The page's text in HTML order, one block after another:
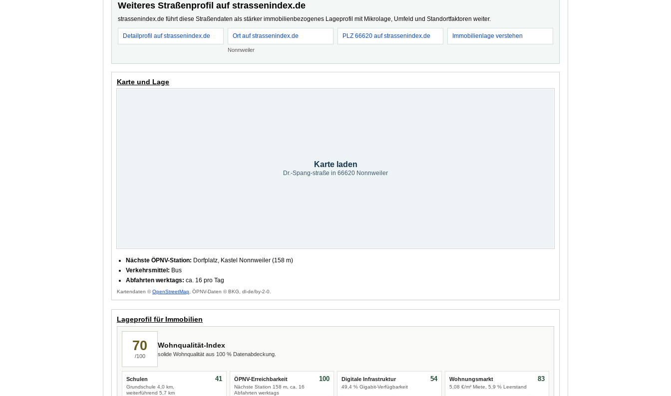
Weiteres Straßenprofil auf strassenindex.de
strassenindex.de führt diese Straßendaten als stärker immobilienbezogenes Lageprofil mit Mikrolage, Umfeld und Standortfaktoren weiter.
Detailprofil auf strassenindex.de Ort auf strassenindex.de
Nonnweiler
PLZ 66620 auf strassenindex.de Immobilienlage verstehen
Karte und Lage
Karte laden
Dr.-Spang-straße in 66620 Nonnweiler
Nächste ÖPNV-Station: Dorfplatz, Kastel Nonnweiler (158 m)
Verkehrsmittel: Bus
Abfahrten werktags: ca. 16 pro Tag
Kartendaten ©OpenStreetMap , ÖPNV-Daten © BKG, dl-de/by-2-0.
Lageprofil für Immobilien
70
/100
Wohnqualität-Index
solide Wohnqualität aus 100 % Datenabdeckung.
Schulen
Grundschule 4,0 km,
weiterführend 5,7 km
41 ÖPNV-Erreichbarkeit
Nächste Station 158 m, ca. 16
Abfahrten werktags
100 Digitale Infrastruktur
49,4 % Gigabit-Verfügbarkeit
54 Wohnungsmarkt
5,08 €/m² Miete, 5,9 % Leerstand
83